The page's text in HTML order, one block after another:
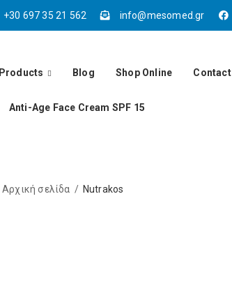
+30 697 35 21 562 info@mesomed.gr
Products Blog Shop Online Contact
Anti-Age Face Cream SPF 15
Αρχική σελίδα Nutrakos